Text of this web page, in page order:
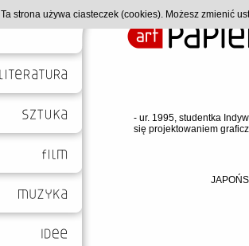
- ur. 1995, studentka
się projektowaniem
Ta strona używa ciasteczek (cookies). Możesz zmienić